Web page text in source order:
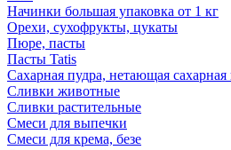
Начинки большая упаковка от 1 кг
Орехи, сухофрукты, цукаты
Пюре, пасты
Пасты Tatis
Сахарная пудра, нетающая сахарная
Сливки животные
Сливки растительные
Смеси для выпечки
Смеси для крема, безе